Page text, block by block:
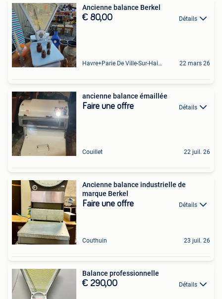
Ancienne balance Berkel
€ 80,00 Détails
Havre+Parie De Ville-Sur-Haine 22 mars 26
ancienne balance émaillée
Faire une offre Détails
Couillet 22 juil. 26
Ancienne balance industrielle de
marque Berkel
Faire une offre Détails
Couthuin 23 juil. 26
Balance professionnelle
€ 290,00 Détails